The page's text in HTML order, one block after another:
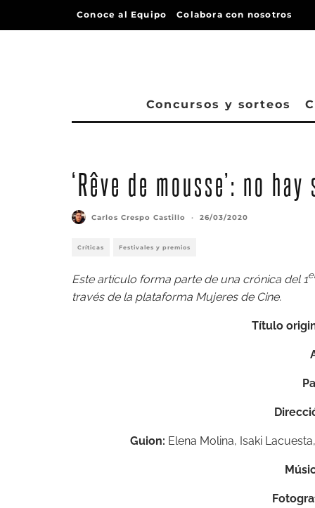
Conoce al Equipo Colabora con nosotros
Concursos y sorteos
‘Rêve de mousse’: no
Carlos Crespo Castillo · 26/03/2020
Críticas Festivales y premios
Este artículo forma parte de una crónica del1
través de la plataforma Mujeres de Cine.
Título
Guion: Elena Molina, Isaki